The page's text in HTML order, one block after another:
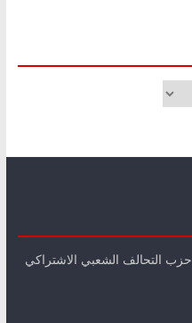
التحالف الشعبي الاشتراكي